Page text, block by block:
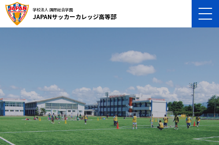
学校法人 国際総合学園
JAPANサッカーカレッジ高等部